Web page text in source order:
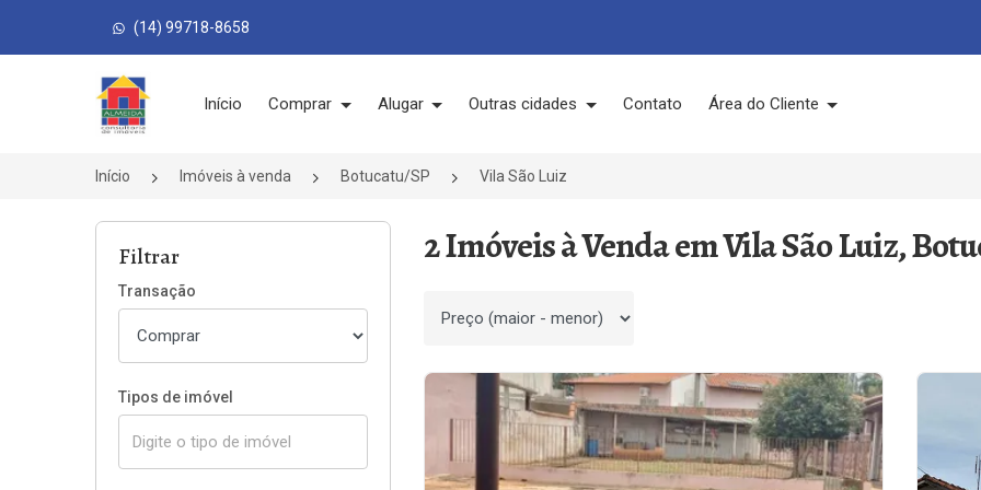
(14) 99718-8658
Página inicial
Início Comprar Alugar Outras cidades Contato Área do Cliente
Início Imóveis à venda Botucatu/SP Vila São Luiz
Filtrar
Transação
Tipos de imóvel
2 Imóveis à Venda em Vila São Luiz,
Ordenar por